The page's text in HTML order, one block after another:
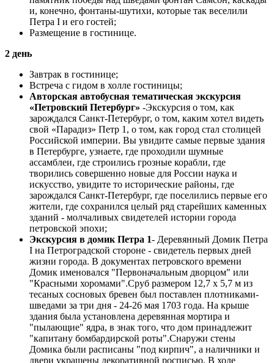
и, конечно, фонтаны-шутихи, которые так веселили
Петра I и его гостей;
Размещение в гостинице.
2 день
Завтрак в гостинице;
Встреча с гидом в холле гостиницы;
Авторская автобусная тематическая экскурсия
«Петровский Петербург» -Экскурсия о том, как
зарождался Санкт-Петербург, о том, каким хотел видеть
свой «Парадиз» Петр 1, о том, как город стал столицей
Российской империи. Вы увидите самые первые здания
в Петербурге, узнаете, где проходили шумные
ассамблеи, где строились грозные корабли, где
творились совершенно новые для России наука и
искусство, увидите то исторические районы, где
зарождался Санкт-Петербург, где поселились первые его
жители, где сохранился целый ряд старейших каменных
зданий - молчаливых свидетелей истории города
петровской эпохи;
Экскурсия в домик Петра 1- Деревянный Домик Петра
I на Петроградской стороне - свидетель первых дней
жизни города. В документах петровского времени
Домик именовался "Первоначальным дворцом" или
"Красными хоромами".Сруб размером 12,7 х 5,7 м из
тесаных сосновых бревен был поставлен плотниками-
шведами за три дня - 24-26 мая 1703 года. На крыше
здания была установлена деревянная мортира и
"пылающие" ядра, в знак того, что дом принадлежит
"капитану бомбардирской роты".Снаружи стены
Домика были расписаны "под кирпич", а наличники и
двери украшены декоративной росписью. В ходе